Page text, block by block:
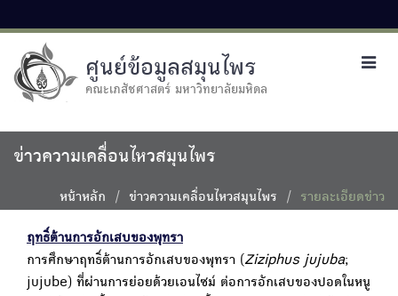
ศูนย์ข้อมูลสมุนไพร
คณะเภสัชศาสตร์ มหาวิทยาลัยมหิดล
ข่าวความเคลื่อนไหวสมุนไพร
หน้าหลัก ข่าวความเคลื่อนไหวสมุนไพร รายละเอียดข่าว
ฤทธิ์ต้านการอักเสบของพุทรา
การศึกษาฤทธิ์ต้านการอักเสบของพุทรา (Ziziphus jujuba;
jujube) ที่ผ่านการย่อยด้วยเอนไซม์ ต่อการอักเสบของปอดในหนู